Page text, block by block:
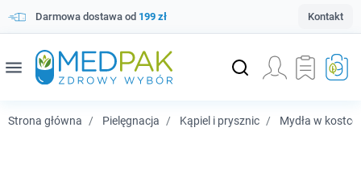
Darmowa dostawa od 199 zł Kontakt
menu
Strona główna Pielęgnacja Kąpiel i prysznic Mydła w kostce